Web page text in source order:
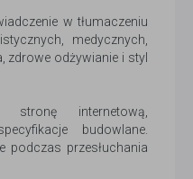
w tłumaczeniu
medycznych,
zdrowe odżywianie i styl
stronę internetową,
budowlane.
podczas przesłuchania